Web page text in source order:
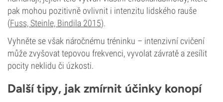
pak mohou pozitivně ovlivnit i intenzitu lidského rauše
(Fuss, Steinle, Bindila 2015).
Vyhněte se však náročnému tréninku – intenzivní cvičení
může zvyšovat tepovou frekvenci, vyvolat závratě a zesílit
pocity neklidu či úzkosti.
Další tipy, jak zmírnit účinky konopí